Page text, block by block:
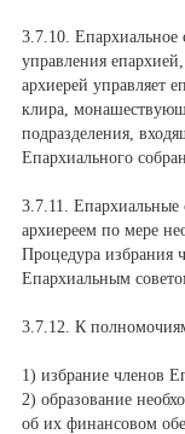
3.7.10. Епархиальное
управления
архиерей управляет
клира,
подразделения,
Епархиального
3.7.11. Епархиальные
архиереем по мере
Процедура избрания
Епархиальным
3.7.12. К
1) избрание членов
2) образование
об их финансовом